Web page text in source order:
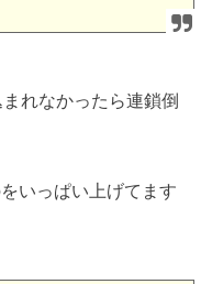
れなかったら連鎖倒
いっぱい上げてます